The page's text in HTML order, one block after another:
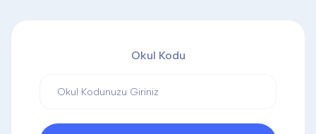
DİĞER
Okul Kodu